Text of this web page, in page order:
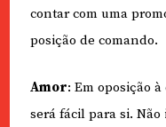
contar com uma
posição de comando.
Amor: Em oposição
será fácil para si.